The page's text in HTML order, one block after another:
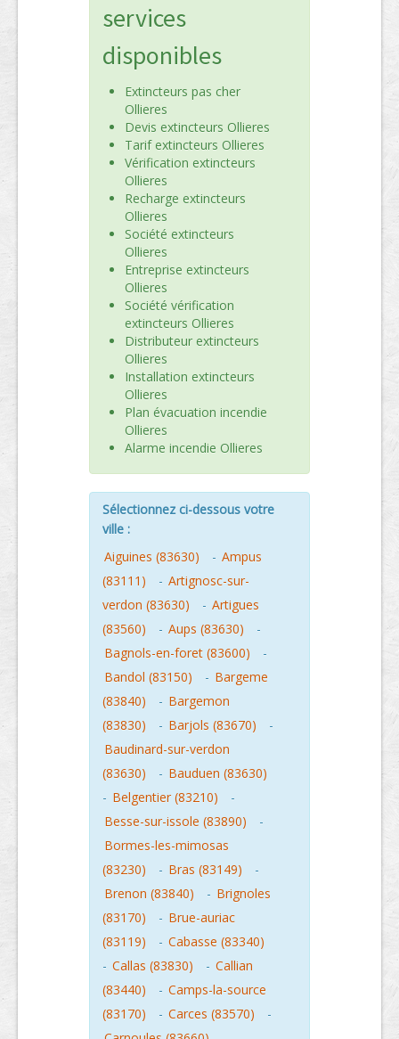
services
disponibles
Extincteurs pas cher
Ollieres
Devis extincteurs Ollieres
Tarif extincteurs Ollieres
Vérification extincteurs
Ollieres
Recharge extincteurs
Ollieres
Société extincteurs
Ollieres
Entreprise extincteurs
Ollieres
Société vérification
extincteurs Ollieres
Distributeur extincteurs
Ollieres
Installation extincteurs
Ollieres
Plan évacuation incendie
Ollieres
Alarme incendie Ollieres
Sélectionnez ci-dessous votre
ville :
Aiguines (83630)
- Ampus
(83111)
- Artignosc-sur-
verdon (83630)
- Artigues
(83560)
- Aups (83630)
-
Bagnols-en-foret (83600)
-
Bandol (83150)
- Bargeme
(83840)
- Bargemon
(83830)
- Barjols (83670)
-
Baudinard-sur-verdon
(83630)
- Bauduen (83630)
- Belgentier (83210)
-
Besse-sur-issole (83890)
-
Bormes-les-mimosas
(83230)
- Bras (83149)
-
Brenon (83840)
- Brignoles
(83170)
- Brue-auriac
(83119)
- Cabasse (83340)
- Callas (83830) - Callian
(83440)
- Camps-la-source
(83170)
- Carces (83570)
-